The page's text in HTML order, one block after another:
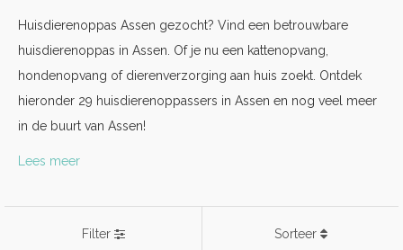
Huisdierenoppas Assen gezocht? Vind een betrouwbare
huisdierenoppas in Assen. Of je nu een kattenopvang,
hondenopvang of dierenverzorging aan huis zoekt. Ontdek
hieronder 29 huisdierenoppassers in Assen en nog veel meer
in de buurt van Assen!
Lees meer
Filter Sorteer